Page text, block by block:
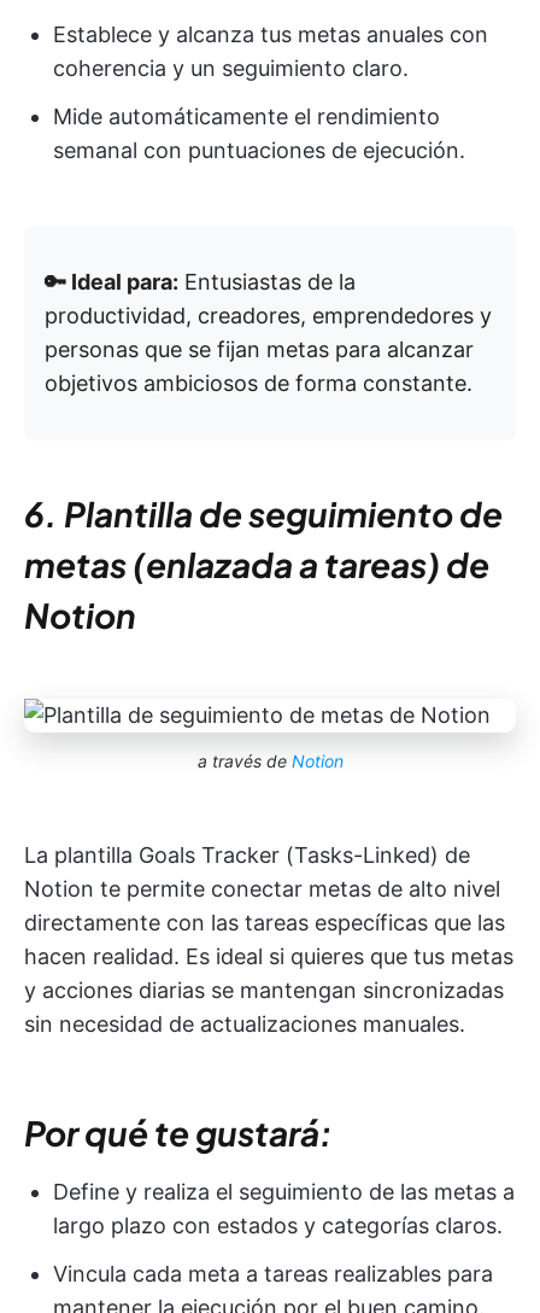
Establece y alcanza tus metas anuales con
coherencia y un seguimiento claro.
Mide automáticamente el rendimiento
semanal con puntuaciones de ejecución.
🔑 Ideal para: Entusiastas de la
productividad, creadores, emprendedores y
personas que se fijan metas para alcanzar
objetivos ambiciosos de forma constante.
6. Plantilla de seguimiento de
metas (enlazada a tareas) de
Notion
a través de Notion
La plantilla Goals Tracker (Tasks-Linked) de
Notion te permite conectar metas de alto nivel
directamente con las tareas específicas que las
hacen realidad. Es ideal si quieres que tus metas
y acciones diarias se mantengan sincronizadas
sin necesidad de actualizaciones manuales.
Por qué te gustará:
Define y realiza el seguimiento de las metas a
largo plazo con estados y categorías claros.
Vincula cada meta a tareas realizables para
mantener la ejecución por el buen camino.